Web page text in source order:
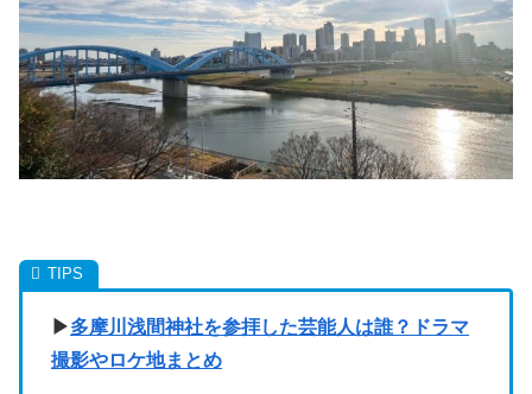
▶︎多摩川浅間神社を参拝した芸能人は誰？ドラマ
撮影やロケ地まとめ